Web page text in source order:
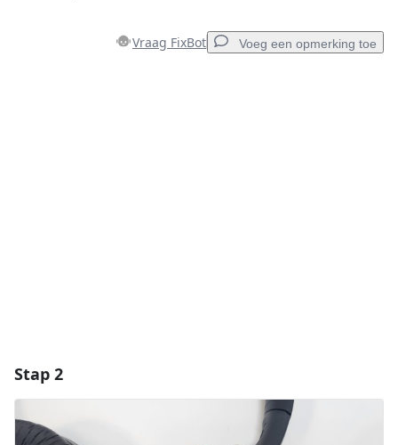
Vraag FixBot Voeg een opmerking toe
Stap 2